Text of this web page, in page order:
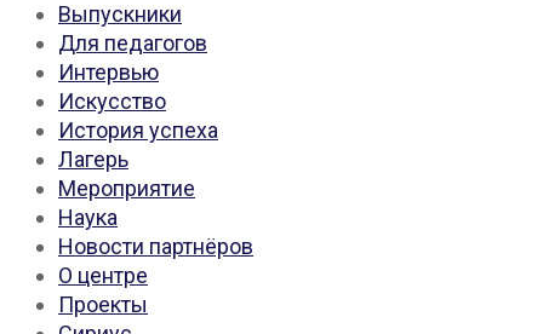
Выпускники
Для педагогов
Интервью
Искусство
История успеха
Лагерь
Мероприятие
Наука
Новости партнёров
О центре
Проекты